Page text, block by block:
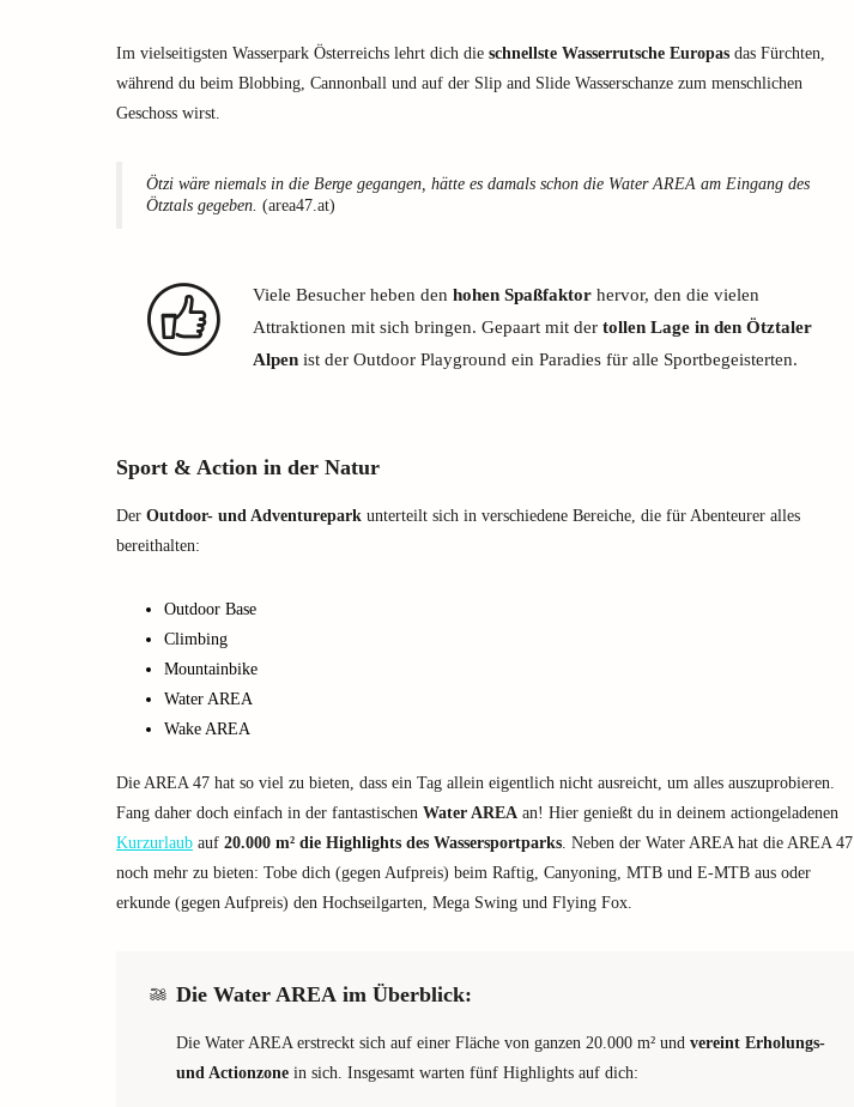
Im vielseitigsten Wasserpark Österreichs lehrt dich die schnellste Wasserrutsche Europas das Fürchten,
während du beim Blobbing, Cannonball und auf der Slip and Slide Wasserschanze zum menschlichen
Geschoss wirst.
Ötzi wäre niemals in die Berge gegangen, hätte es damals schon die Water AREA am Eingang des
Ötztals gegeben. (area47.at)
Viele Besucher heben den hohen Spaßfaktor hervor, den die vielen
Attraktionen mit sich bringen. Gepaart mit der tollen Lage in den Ötztaler
Alpen ist der Outdoor Playground ein Paradies für alle Sportbegeisterten.
Sport & Action in der Natur
Der Outdoor- und Adventurepark unterteilt sich in verschiedene Bereiche, die für Abenteurer alles
bereithalten:
Outdoor Base
Climbing
Mountainbike
Water AREA
Wake AREA
Die AREA 47 hat so viel zu bieten, dass ein Tag allein eigentlich nicht ausreicht, um alles auszuprobieren.
Fang daher doch einfach in der fantastischen Water AREA an! Hier genießt du in deinem actiongeladenen
Kurzurlaub auf 20.000 m² die Highlights des Wassersportparks. Neben der Water AREA hat die AREA 47
noch mehr zu bieten: Tobe dich (gegen Aufpreis) beim Raftig, Canyoning, MTB und E-MTB aus oder
erkunde (gegen Aufpreis) den Hochseilgarten, Mega Swing und Flying Fox.
Die Water AREA im Überblick:
Die Water AREA erstreckt sich auf einer Fläche von ganzen 20.000 m² und vereint Erholungs-
und Actionzone in sich. Insgesamt warten fünf Highlights auf dich: